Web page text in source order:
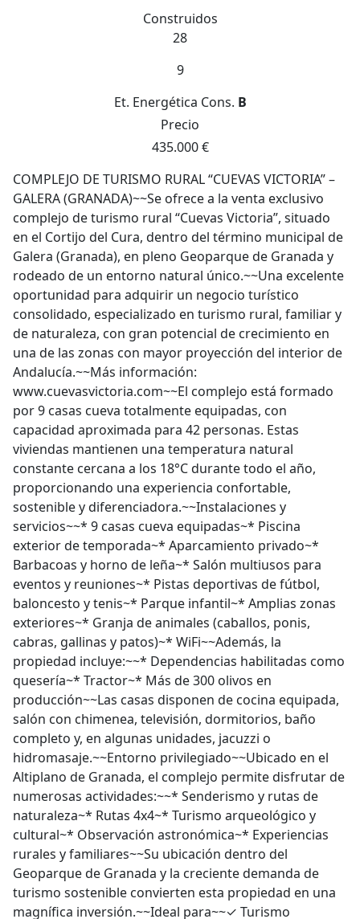
Construidos
28
9
Et. Energética Cons. B
Precio
435.000 €
COMPLEJO DE TURISMO RURAL “CUEVAS VICTORIA” –
GALERA (GRANADA)~~Se ofrece a la venta exclusivo
complejo de turismo rural “Cuevas Victoria”, situado
en el Cortijo del Cura, dentro del término municipal de
Galera (Granada), en pleno Geoparque de Granada y
rodeado de un entorno natural único.~~Una excelente
oportunidad para adquirir un negocio turístico
consolidado, especializado en turismo rural, familiar y
de naturaleza, con gran potencial de crecimiento en
una de las zonas con mayor proyección del interior de
Andalucía.~~Más información:
www.cuevasvictoria.com~~El complejo está formado
por 9 casas cueva totalmente equipadas, con
capacidad aproximada para 42 personas. Estas
viviendas mantienen una temperatura natural
constante cercana a los 18°C durante todo el año,
proporcionando una experiencia confortable,
sostenible y diferenciadora.~~Instalaciones y
servicios~~* 9 casas cueva equipadas~* Piscina
exterior de temporada~* Aparcamiento privado~*
Barbacoas y horno de leña~* Salón multiusos para
eventos y reuniones~* Pistas deportivas de fútbol,
baloncesto y tenis~* Parque infantil~* Amplias zonas
exteriores~* Granja de animales (caballos, ponis,
cabras, gallinas y patos)~* WiFi~~Además, la
propiedad incluye:~~* Dependencias habilitadas como
quesería~* Tractor~* Más de 300 olivos en
producción~~Las casas disponen de cocina equipada,
salón con chimenea, televisión, dormitorios, baño
completo y, en algunas unidades, jacuzzi o
hidromasaje.~~Entorno privilegiado~~Ubicado en el
Altiplano de Granada, el complejo permite disfrutar de
numerosas actividades:~~* Senderismo y rutas de
naturaleza~* Rutas 4x4~* Turismo arqueológico y
cultural~* Observación astronómica~* Experiencias
rurales y familiares~~Su ubicación dentro del
Geoparque de Granada y la creciente demanda de
turismo sostenible convierten esta propiedad en una
magnífica inversión.~~Ideal para~~✓ Turismo